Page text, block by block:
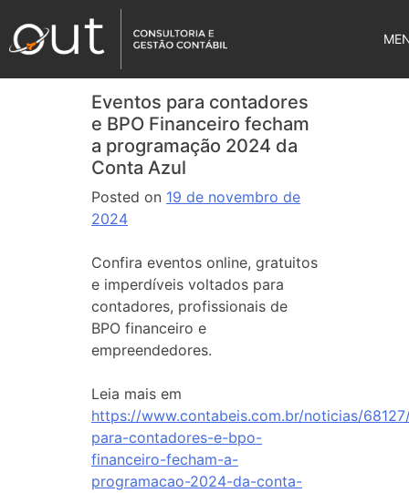
Eventos para contadores
e BPO Financeiro fecham
a programação 2024 da
Conta Azul
Posted on 19 de novembro de
2024
Confira eventos online, gratuitos
e imperdíveis voltados para
contadores, profissionais de
BPO financeiro e
empreendedores.
Leia mais em
https://www.contabeis.com.br/noticias/
para-contadores-e-bpo-
financeiro-fecham-a-
programacao-2024-da-conta-